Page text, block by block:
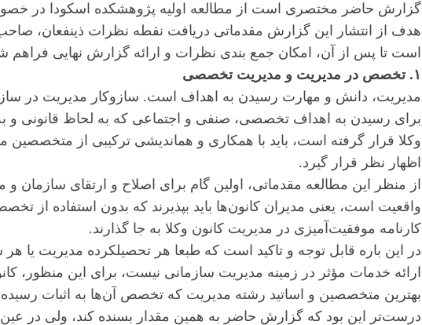
گزارش حاضر مختصری است از مطالعه اولیه پژوهشکده اسکودا در
هدف از انتشار این گزارش مقدماتی دریافت نقطه نظرات ذینفعان،
است تا پس از آن، امکان جمع بندی نظرات و ارائه گزارش نهایی فراهم
۱. تخصص در مدیریت و مدیریت تخصصی
مدیریت، دانش و مهارت رسیدن به اهداف است. سازوکار مدیریت در
برای رسیدن به اهداف تخصصی، صنفی و اجتماعی که به لحاظ قانونی و
وکلا قرار گرفته است، باید با همکاری و هم‍اندیشی ترکیبی از
اظهار نظر قرار گیرد.
از منظر این مطالعه مقدماتی، اولین گام برای اصلاح و ارتقای سازمان و
واقعیت است، یعنی مدیران کانون‌ها باید بپذیرند که بدون استفاده از
کارنامه موفقیت‌آمیزی در مدیریت کانون وکلا به جا گذارند.
در این باره قابل توجه و تاکید است که طبعا هر تحصیلکرده مدیریت یا
ارائه خدمات مؤثر در زمینه مدیریت سازمانی نیست، برای این منظور،
بهترین متخصصین و اساتید رشته مدیریت که تخصص آن‌ها به اثبات
درست‌تر این بود که گزارش حاضر به همین مقدار بسنده کند، ولی در